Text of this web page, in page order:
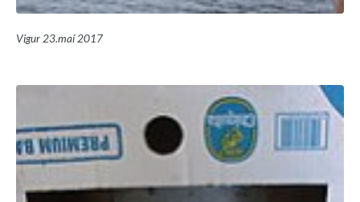
Vigur 23.maí 2017